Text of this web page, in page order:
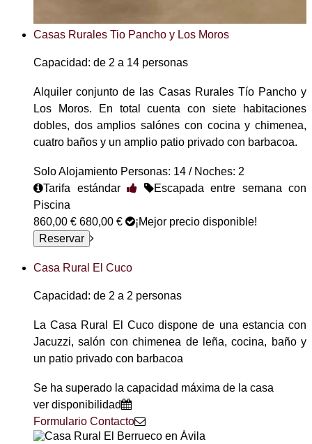
Casas Rurales Tio Pancho y Los Moros
Capacidad: de 2 a 14 personas
Alquiler conjunto de las Casas Rurales Tío Pancho y
Los Moros. En total cuenta con siete habitaciones
dobles, dos amplios salónes con cocina y chimenea,
cuatro baños y un amplio patio privado con barbacoa.
Solo Alojamiento Personas: 14 / Noches: 2
Tarifa estándar
Escapada entre semana con
Piscina
860,00 € 680,00 € ¡Mejor precio disponible!
Casa Rural El Cuco
Capacidad: de 2 a 2 personas
La Casa Rural El Cuco dispone de una estancia con
Jacuzzi, salón con chimenea de leña, cocina, baño y
un patio privado con barbacoa
Se ha superado la capacidad máxima de la casa
ver disponibilidad
Formulario Contacto